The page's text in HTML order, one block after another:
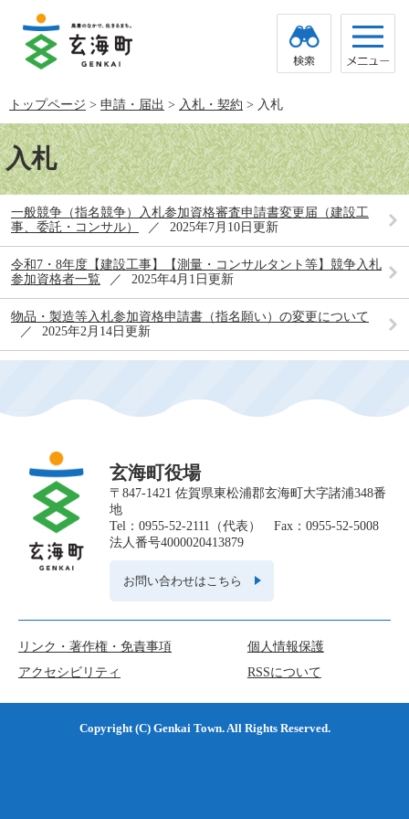
で
す。
ば
し
て
本
文
へ
トップページ > 申請・届出 > 入札・契約 > 入札
本
文入札
一般競争（指名競争）入札参加資格審査申請書変更届（建設工
事、委託・コンサル）
2025年7月10日更新
令和7・8年度【建設工事】【測量・コンサルタント等】競争入札
参加資格者一覧
2025年4月1日更新
物品・製造等入札参加資格申請書（指名願い）の変更について
2025年2月14日更新
玄海町役場
〒847-1421 佐賀県東松浦郡玄海町大字諸浦348番
地
Tel：0955-52-2111（代表） Fax：0955-52-5008
法人番号4000020413879
お問い合わせはこちら
リンク・著作権・免責事項
個人情報保護
アクセシビリティ
RSSについて
Copyright (C) Genkai Town. All Rights Reserved.